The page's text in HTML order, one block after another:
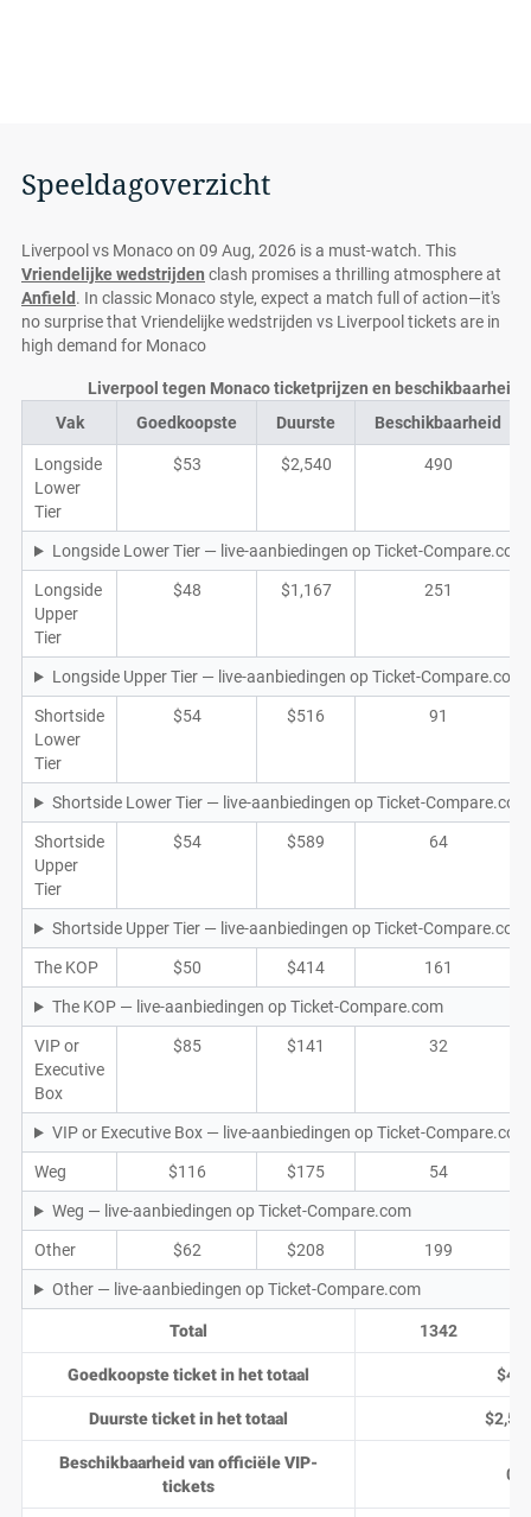
Speeldagoverzicht
Liverpool vs Monaco on 09 Aug, 2026 is a must-watch. This
Vriendelijke wedstrijden clash promises a thrilling atmosphere at
Anfield . In classic Monaco style, expect a match full of action—it's
no surprise that Vriendelijke wedstrijden vs Liverpool tickets are in
high demand for Monaco
Vak Goedkoopste Duurste Beschikbaarheid
Longside
Lower
Tier
$53 $2,540 490
Longside Lower Tier — live-aanbiedingen op Ticket-Compare.com
Longside
Upper
Tier
$48 $1,167 251
Longside Upper Tier — live-aanbiedingen op Ticket-Compare.com
Shortside
Lower
Tier
$54 $516 91
Shortside Lower Tier — live-aanbiedingen op Ticket-Compare.com
Shortside
Upper
Tier
$54 $589 64
Shortside Upper Tier — live-aanbiedingen op Ticket-Compare.com
The KOP $50 $414 161
The KOP — live-aanbiedingen op Ticket-Compare.com
VIP or
Executive
Box
$85 $141 32
VIP or Executive Box — live-aanbiedingen op Ticket-Compare.com
Weg $116 $175 54
Weg — live-aanbiedingen op Ticket-Compare.com
Other $62 $208 199
Other — live-aanbiedingen op Ticket-Compare.com
Total 1342
Goedkoopste ticket in het totaal $48
Duurste ticket in het totaal
Beschikbaarheid van officiële VIP-
tickets
0
Liverpool tegen Monaco ticketprijzen en beschikbaarheid